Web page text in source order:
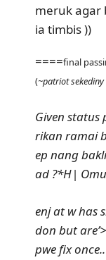
meruk agar
ia timbis ))
====final
(~patriot
Given
rikan ramai
ep nang
ad ?*H|
enj at w has
don but
pwe fix